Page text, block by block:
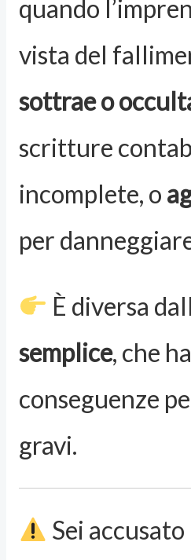
quando
vista del
sottrae o
scritture
incomplete, o
per
È diversa
semplice, che ha
conseguenze
gravi.
Sei accusato